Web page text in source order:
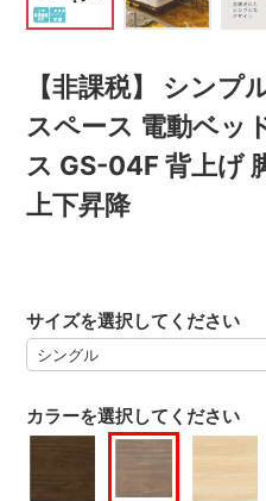
【非課税】 シンプ
スペース 電動ベッ
ス GS-04F 背上げ
上下昇降
カラーを選択してください
サイズを選択してください